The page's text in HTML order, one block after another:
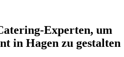
Experten, um
in Hagen zu gestalten